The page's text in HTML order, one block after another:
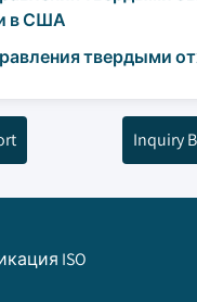
в США
твердыми
Inquiry
ISO